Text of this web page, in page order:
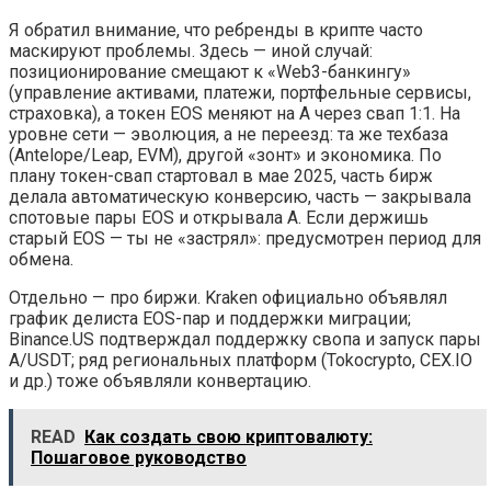
Я обратил внимание, что ребренды в крипте часто
маскируют проблемы. Здесь — иной случай:
позиционирование смещают к «Web3-банкингу»
(управление активами, платежи, портфельные сервисы,
страховка), а токен EOS меняют на A через свап 1:1. На
уровне сети — эволюция, а не переезд: та же техбаза
(Antelope/Leap, EVM), другой «зонт» и экономика. По
плану токен-свап стартовал в мае 2025, часть бирж
делала автоматическую конверсию, часть — закрывала
спотовые пары EOS и открывала A. Если держишь
старый EOS — ты не «застрял»: предусмотрен период для
обмена.
Отдельно — про биржи. Kraken официально объявлял
график делиста EOS-пар и поддержки миграции;
Binance.US подтверждал поддержку свопа и запуск пары
A/USDT; ряд региональных платформ (Tokocrypto, CEX.IO
и др.) тоже объявляли конвертацию.
READ
Как создать свою криптовалюту:
Пошаговое руководство